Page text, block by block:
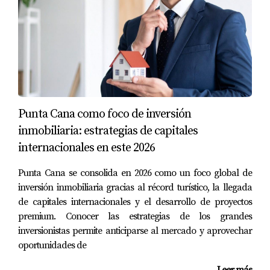
Señales de ofertas peligrosas
En un mercado en expansión como Punta Cana, es
común encontrar ofertas que parecen irresistibles. Sin
embargo, algunas pueden implicar riesgos importantes:
Precios muy por debajo del mercado sin
explicación clara.
Promesas de rentabilidad garantizada sin respaldo
contractual.
Falta de documentación legal del terreno o
permisos.
Pagos solicitados sin contratos claros o cuentas
escrow.
Recuerda: en bienes raíces, si algo parece demasiado
bueno para ser verdad, probablemente lo sea.
Estrategias para comprar con
Punta Cana como foco de inversión
inmobiliaria: estrategias de capitales
internacionales en este 2026
Punta Cana se consolida en 2026 como un foco global de
inversión inmobiliaria gracias al récord turístico, la llegada
de capitales internacionales y el desarrollo de proyectos
premium. Conocer las estrategias de los grandes
inversionistas permite anticiparse al mercado y aprovechar
oportunidades de